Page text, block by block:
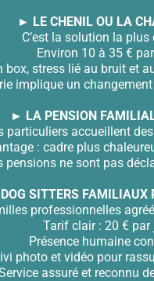
► LE CHENIL OU LA
C’est la solution la plus
Environ 10 à 35 €
box, stress lié au bruit et
implique un
► LA PENSION
particuliers accueillent
: cadre plus
ne sont pas
SITTERS FAMILIAUX
professionnelles
Tarif clair : 20 € par
Présence humaine
photo et vidéo pour
assuré et reconnu